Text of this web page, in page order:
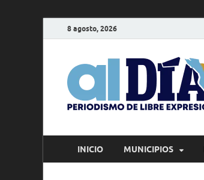
8 agosto, 2026
INICIO MUNICIPIOS